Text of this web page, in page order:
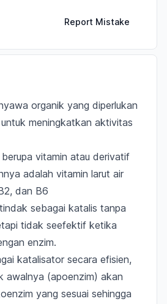
Report Mistake
organik yang diperlukan
meningkatkan aktivitas
vitamin atau derivatif
adalah vitamin larut air
dan B6
sebagai katalis tanpa
tidak seefektif ketika
enzim.
katalisator secara efisien,
awalnya (apoenzim) akan
yang sesuai sehingga